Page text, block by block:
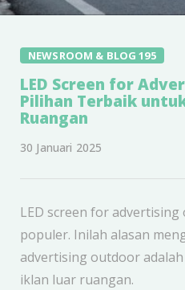
NEWSROOM & BLOG 195
LED Screen for
Pilihan Terbaik
Ruangan
30 Januari 2025
LED screen for
populer. Inilah alasan
advertising outdoor
iklan luar ruangan.